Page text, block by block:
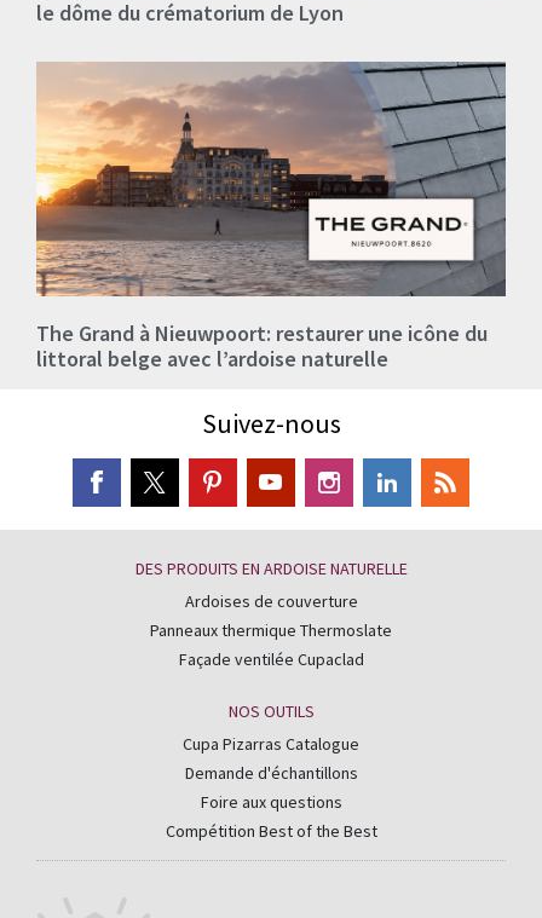
le dôme du crématorium de Lyon
The Grand à Nieuwpoort: restaurer une icône du
littoral belge avec l’ardoise naturelle
Suivez-nous
DES PRODUITS EN ARDOISE NATURELLE
Ardoises de couverture
Panneaux thermique Thermoslate
Façade ventilée Cupaclad
NOS OUTILS
Cupa Pizarras Catalogue
Demande d'échantillons
Foire aux questions
Compétition Best of the Best